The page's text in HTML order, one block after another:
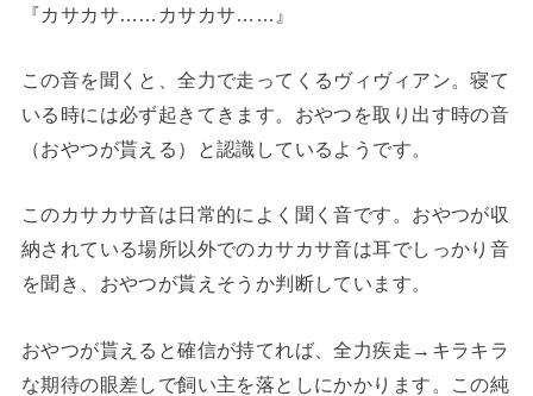
『カサカサ……カサカサ……』
この音を聞くと、全力で走ってくるヴィヴィアン。寝て
いる時には必ず起きてきます。おやつを取り出す時の音
（おやつが貰える）と認識しているようです。
このカサカサ音は日常的によく聞く音です。おやつが収
納されている場所以外でのカサカサ音は耳でしっかり音
を聞き、おやつが貰えそうか判断しています。
おやつが貰えると確信が持てれば、全力疾走→キラキラ
な期待の眼差しで飼い主を落としにかかります。この純